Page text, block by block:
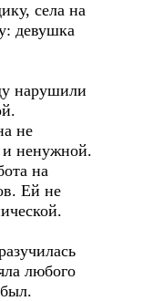
села на
девушка
нарушили
не
и ненужной.
на
Ей не
любого